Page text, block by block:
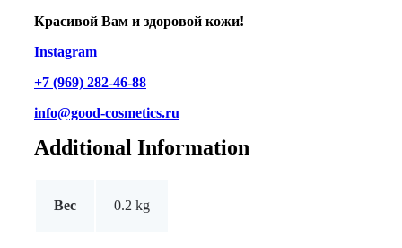
Красивой Вам и здоровой кожи!
Instagram
+7 (969) 282-46-88
info@good-cosmetics.ru
Additional Information
Вес 0.2 kg